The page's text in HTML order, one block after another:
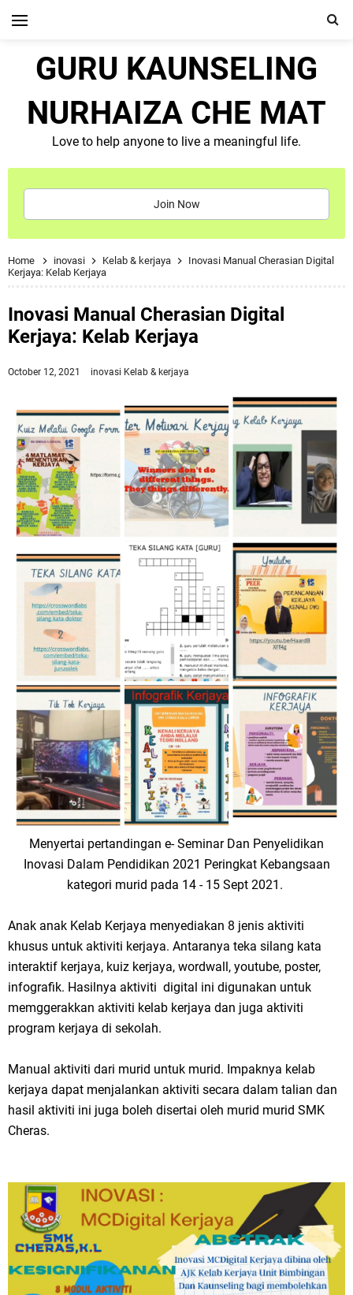
GURU KAUNSELING
NURHAIZA CHE MAT
Love to help anyone to live a meaningful life.
Join Now
Home inovasi Kelab & kerjaya
Inovasi Manual Cherasian Digital
Kerjaya: Kelab Kerjaya
Inovasi Manual Cherasian Digital
Kerjaya: Kelab Kerjaya
October 12, 2021 inovasi Kelab & kerjaya
Menyertai pertandingan e- Seminar Dan Penyelidikan
Inovasi Dalam Pendidikan 2021 Peringkat Kebangsaan
kategori murid pada 14 - 15 Sept 2021.
Anak anak Kelab Kerjaya menyediakan 8 jenis aktiviti
khusus untuk aktiviti kerjaya. Antaranya teka silang kata
interaktif kerjaya, kuiz kerjaya, wordwall, youtube, poster,
infografik. Hasilnya aktiviti digital ini digunakan untuk
memggerakkan aktiviti kelab kerjaya dan juga aktiviti
program kerjaya di sekolah.
Manual aktiviti dari murid untuk murid. Impaknya kelab
kerjaya dapat menjalankan aktiviti secara dalam talian dan
hasil aktiviti ini juga boleh disertai oleh murid murid SMK
Cheras.